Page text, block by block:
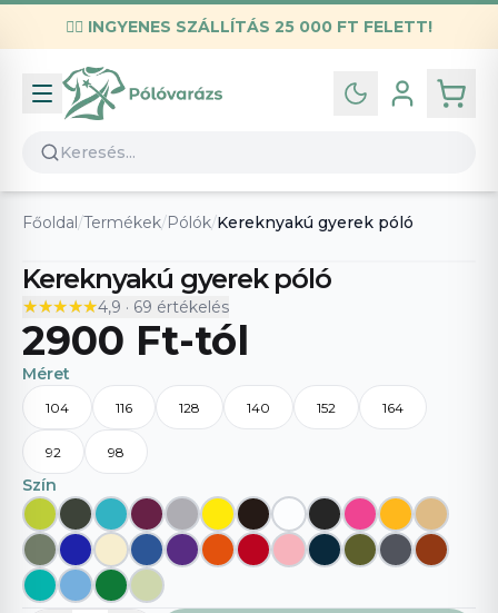
✌🏼 INGYENES SZÁLLÍTÁS 25 000 FT FELETT!
Infó
Kapcsolat
GYIK
Általános szerződési feltételek
Adatvédelmi nyilatkozat
Főoldal /Termékek/Pólók/Kereknyakú gyerek póló
Kereknyakú gyerek póló
★★★★★
★★★★★4,9 · 69 értékelés
2900 Ft-tól
Méret
104 116 128 140 152 164
92 98
Szín